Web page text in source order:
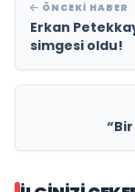
ÖNCEKI HABER
Erkan
simgesi oldu!